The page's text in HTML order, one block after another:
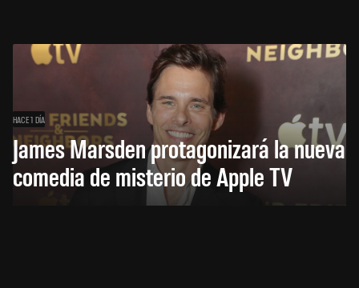
HACE 1 DÍA
James Marsden protagonizará la nueva
comedia de misterio de Apple TV